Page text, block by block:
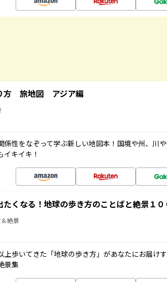
方 旅地図 アジア編
係性をなぞって学ぶ新しい地図本！国境や州、川
イキイキ！
たくなる！地球の歩き方のことばと絶景１０
絶景
上歩いてきた「地球の歩き方」があなたにお届け
景集